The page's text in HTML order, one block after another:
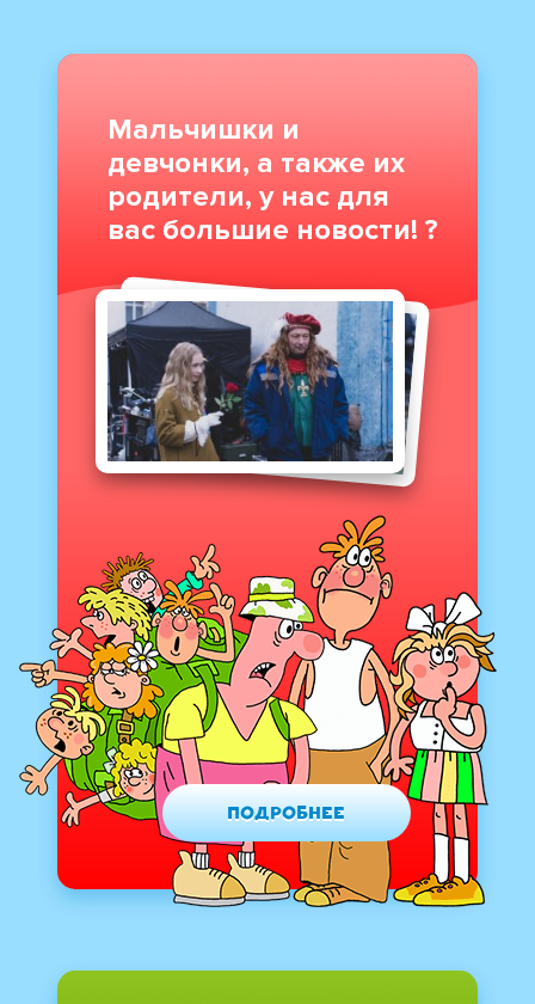
Мальчишки и
девчонки, а также их
родители, у нас для
вас большие новости! ?
Подробнее